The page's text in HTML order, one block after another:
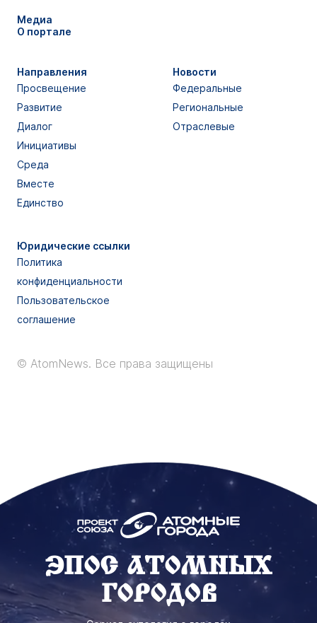
Медиа
О портале
Направления
Просвещение
Развитие
Диалог
Инициативы
Среда
Вместе
Единство
Новости
Федеральные
Региональные
Отраслевые
Юридические ссылки
Политика
конфиденциальности
Пользовательское
соглашение
© AtomNews. Все права защищены
ЭПОС АТОМНЫХ
ГОРОДОВ